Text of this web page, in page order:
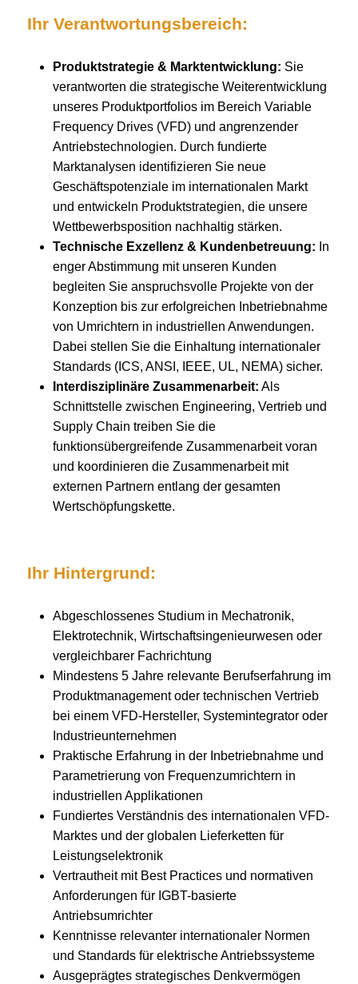
Ihr Verantwortungsbereich:
Produktstrategie & Marktentwicklung: Sie
verantworten die strategische Weiterentwicklung
unseres Produktportfolios im Bereich Variable
Frequency Drives (VFD) und angrenzender
Antriebstechnologien. Durch fundierte
Marktanalysen identifizieren Sie neue
Geschäftspotenziale im internationalen Markt
und entwickeln Produktstrategien, die unsere
Wettbewerbsposition nachhaltig stärken.
Technische Exzellenz & Kundenbetreuung: In
enger Abstimmung mit unseren Kunden
begleiten Sie anspruchsvolle Projekte von der
Konzeption bis zur erfolgreichen Inbetriebnahme
von Umrichtern in industriellen Anwendungen.
Dabei stellen Sie die Einhaltung internationaler
Standards (ICS, ANSI, IEEE, UL, NEMA) sicher.
Interdisziplinäre Zusammenarbeit: Als
Schnittstelle zwischen Engineering, Vertrieb und
Supply Chain treiben Sie die
funktionsübergreifende Zusammenarbeit voran
und koordinieren die Zusammenarbeit mit
externen Partnern entlang der gesamten
Wertschöpfungskette.
Ihr Hintergrund:
Abgeschlossenes Studium in Mechatronik,
Elektrotechnik, Wirtschaftsingenieurwesen oder
vergleichbarer Fachrichtung
Mindestens 5 Jahre relevante Berufserfahrung im
Produktmanagement oder technischen Vertrieb
bei einem VFD-Hersteller, Systemintegrator oder
Industrieunternehmen
Praktische Erfahrung in der Inbetriebnahme und
Parametrierung von Frequenzumrichtern in
industriellen Applikationen
Fundiertes Verständnis des internationalen VFD-
Marktes und der globalen Lieferketten für
Leistungselektronik
Vertrautheit mit Best Practices und normativen
Anforderungen für IGBT-basierte
Antriebsumrichter
Kenntnisse relevanter internationaler Normen
und Standards für elektrische Antriebssysteme
Ausgeprägtes strategisches Denkvermögen